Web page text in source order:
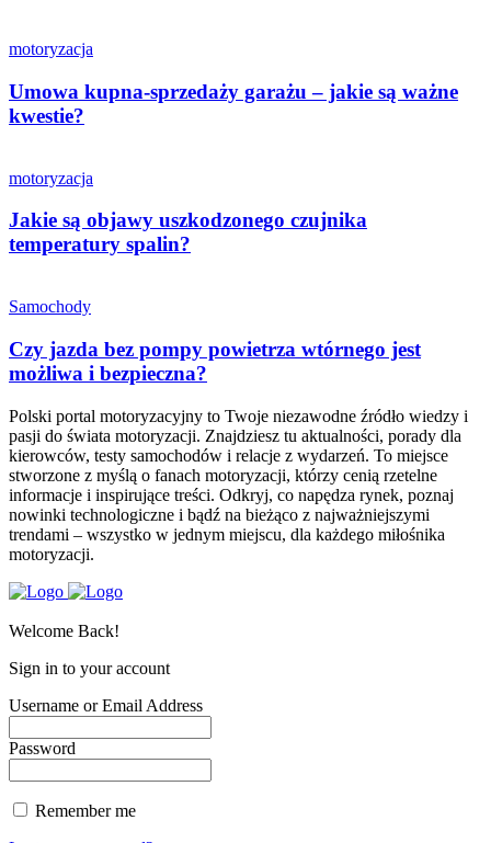
motoryzacja
Umowa kupna-sprzedaży garażu – jakie są ważne
kwestie?
motoryzacja
Jakie są objawy uszkodzonego czujnika
temperatury spalin?
Samochody
Czy jazda bez pompy powietrza wtórnego jest
możliwa i bezpieczna?
Polski portal motoryzacyjny to Twoje niezawodne źródło wiedzy i
pasji do świata motoryzacji. Znajdziesz tu aktualności, porady dla
kierowców, testy samochodów i relacje z wydarzeń. To miejsce
stworzone z myślą o fanach motoryzacji, którzy cenią rzetelne
informacje i inspirujące treści. Odkryj, co napędza rynek, poznaj
nowinki technologiczne i bądź na bieżąco z najważniejszymi
trendami – wszystko w jednym miejscu, dla każdego miłośnika
motoryzacji.
Welcome Back!
Sign in to your account
Username or Email Address
Password
Remember me